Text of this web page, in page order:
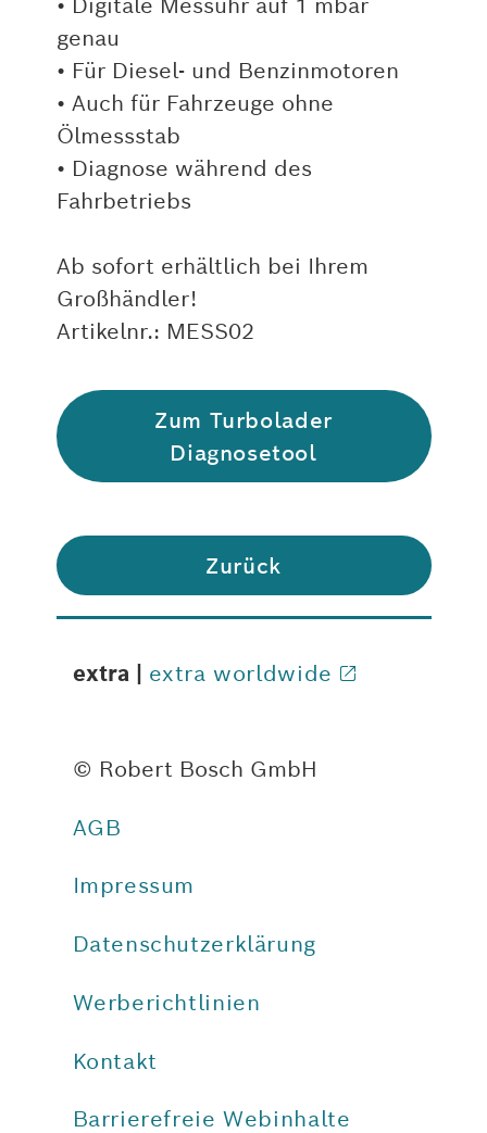
genau
• Für Diesel- und Benzinmotoren
• Auch für Fahrzeuge ohne
Ölmessstab
• Diagnose während des
Fahrbetriebs
Ab sofort erhältlich bei Ihrem
Großhändler!
Artikelnr.: MESS02
Zum Turbolader
Diagnosetool
Zurück
extra | extra worldwide
© Robert Bosch GmbH
AGB
Impressum
Datenschutzerklärung
Werberichtlinien
Kontakt
Barrierefreie Webinhalte